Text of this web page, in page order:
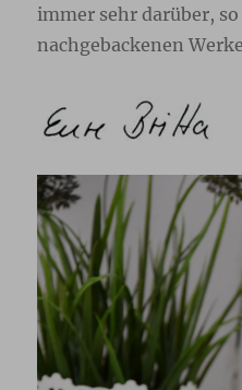
immer sehr darüber,
nachgebackenen